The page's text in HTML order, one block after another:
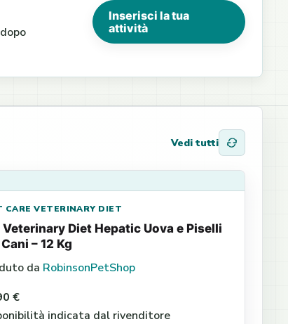
Inserisci la tua
attività
Vedi tutti
CARE VETERINARY DIET
Veterinary Diet Hepatic Uova e Piselli
– 12 Kg
da RobinsonPetShop
€
indicata dal rivenditore